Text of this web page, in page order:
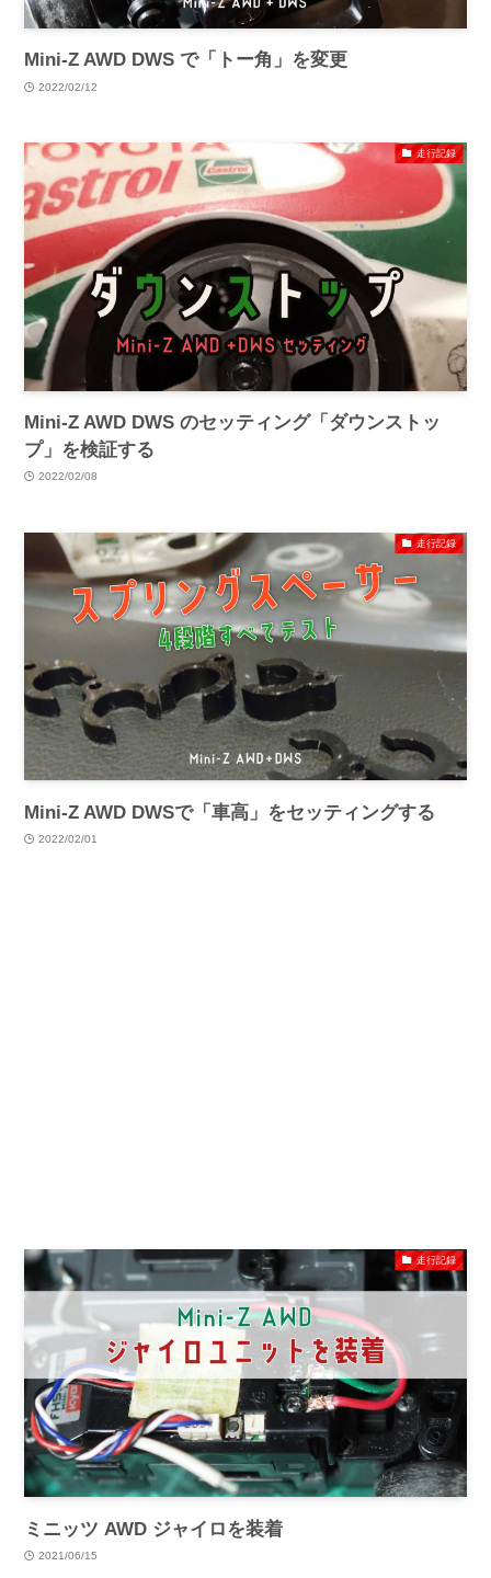
Mini-Z AWD DWS で「トー角」を変更
2022/02/12
走行記録
Mini-Z AWD DWS のセッティング「ダウンストッ
プ」を検証する
2022/02/08
走行記録
Mini-Z AWD DWSで「車高」をセッティングする
2022/02/01
走行記録
ミニッツ AWD ジャイロを装着
2021/06/15